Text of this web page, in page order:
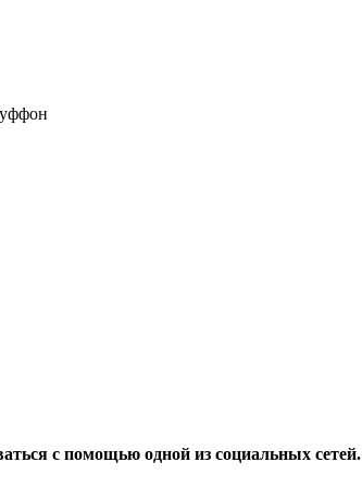
с помощью одной из социальных сетей.